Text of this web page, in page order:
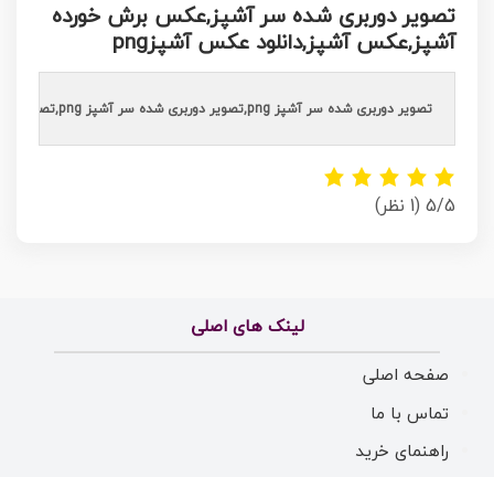
تصویر دوربری شده سر آشپز,عکس برش خورده
آشپز,عکس آشپز,دانلود عکس آشپزpng
تصویر دوربری شده سر آشپز png,تصویر دوربری شده سر آشپز png,تصویر دوربری شده سر آشپز png,دوربری شده سر آشپز png,دوربری شده آشپز رستوران png,آشپز,تصویر برش خورده آشپز رستوران png,عکس برش خورده آشپز,عکس آشپز,دانلود عکس آشپزpng,دوربری شده آشپز رستوران png,,تصویر دوربری آشپز رستوران png,آشپز,تصویر برش خورده آشپز رستوران png,عکس برش خورده آشپز,عکس آشپز,دانلود عکس آشپزpng,تصویر دوربری آشپز png,,تصویر دوربری آشپز png,آشپز,تصویر برش خورده آشپز png,عکس برش خورده آشپز,عکس آشپز,دانلود عکس آشپزpng,عکس دوربری شده آشپز رستوران,تصویر دوربری آشپز png,آشپز,عکس دوربری شده آشپز png,عکس برش خورده آشپز,عکس آشپز,دانلود عکس آشپزpng,عکس دوربری شده آشپز png,,
5/5 (1 نظر)
لینک های اصلی
صفحه اصلی
تماس با ما
راهنمای خرید